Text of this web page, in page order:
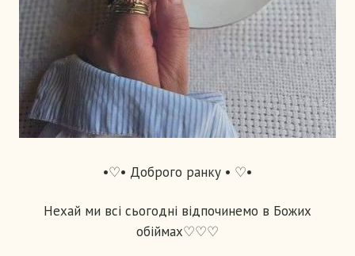
•♡• Доброго ранку • ♡•
Нехай ми всі сьогодні відпочинемо в Божих
обіймах♡♡♡